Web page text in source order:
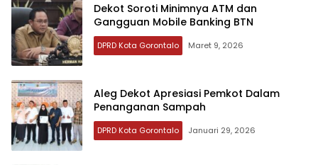
Dekot Soroti Minimnya ATM dan
Gangguan Mobile Banking BTN
DPRD Kota Gorontalo Maret 9, 2026
Aleg Dekot Apresiasi Pemkot Dalam
Penanganan Sampah
DPRD Kota Gorontalo Januari 29, 2026